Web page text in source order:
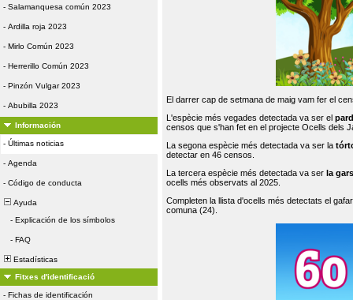
- Salamanquesa común 2023
- Ardilla roja 2023
- Mirlo Común 2023
- Herrerillo Común 2023
- Pinzón Vulgar 2023
- Abubilla 2023
Información
- Últimas noticias
- Agenda
- Código de conducta
Ayuda
- Explicación de los símbolos
- FAQ
Estadísticas
Fitxes d'identificació
- Fichas de identificación
El darrer cap de setmana de maig vam fer el
L'espècie més vegades detectada va ser el
censos que s'han fet en el projecte Ocells dels
La segona espècie més detectada va ser la
detectar en 46 censos.
La tercera espècie més detectada va ser la
ocells més observats al 2025.
Completen la llista d'ocells més detectats el
comuna (24).